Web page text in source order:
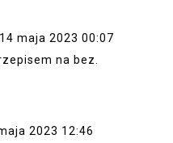
14 maja 2023 00:07
na bez.
2023 12:46